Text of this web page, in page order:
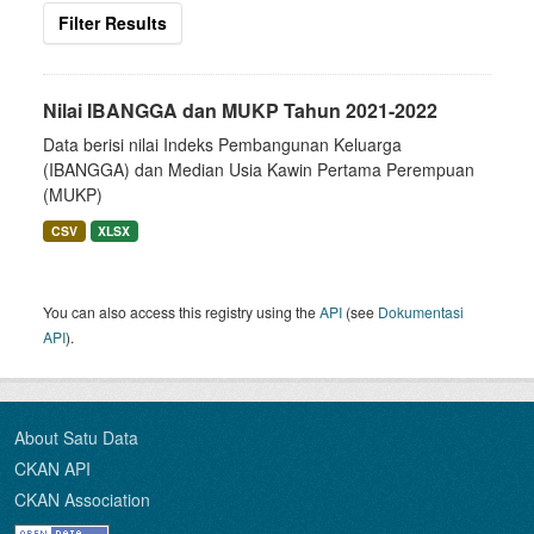
Filter Results
Nilai IBANGGA dan MUKP Tahun 2021-2022
Data berisi nilai Indeks Pembangunan Keluarga
(IBANGGA) dan Median Usia Kawin Pertama Perempuan
(MUKP)
CSV XLSX
You can also access this registry using theAPI (see Dokumentasi
API).
About Satu Data
CKAN API
CKAN Association